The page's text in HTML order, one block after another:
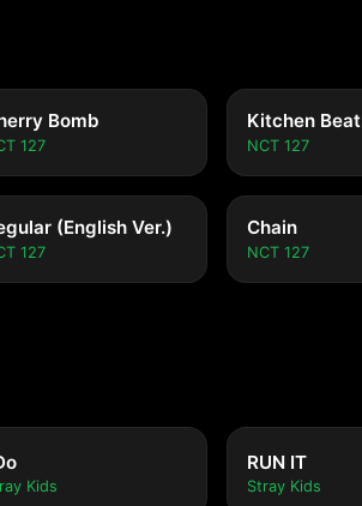
Bomb
127
Kitchen Beat
NCT 127
(English Ver.)
127
Chain
NCT 127
Kids
RUN IT
Stray Kids